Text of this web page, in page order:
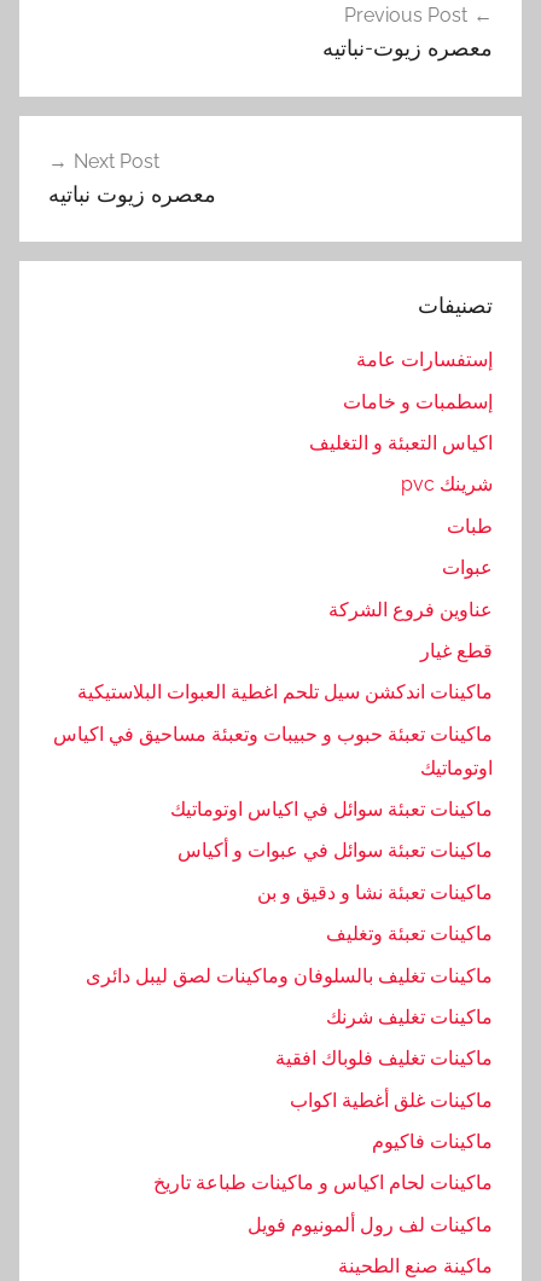
ت
,
ي
د
و
ي
ه
المقالات
Previous Post
معصره زيوت-نباتيه
Next Post
معصره زيوت نباتيه
تصنيفات
إستفسارات عامة
إسطمبات و خامات
اكياس التعبئة و التغليف
شرينك pvc
طبات
عبوات
عناوين فروع الشركة
قطع غيار
ماكينات اندكشن سيل تلحم اغطية العبوات البلاستيكية
ماكينات تعبئة حبوب و حبيبات وتعبئة مساحيق في اكياس
اوتوماتيك
ماكينات تعبئة سوائل في اكياس اوتوماتيك
ماكينات تعبئة سوائل في عبوات و أكياس
ماكينات تعبئة نشا و دقيق و بن
ماكينات تعبئة وتغليف
ماكينات تغليف بالسلوفان وماكينات لصق ليبل دائرى
ماكينات تغليف شرنك
ماكينات تغليف فلوباك افقية
ماكينات غلق أغطية اكواب
ماكينات فاكيوم
ماكينات لحام اكياس و ماكينات طباعة تاريخ
ماكينات لف رول ألمونيوم فويل
ماكينة صنع الطحينة